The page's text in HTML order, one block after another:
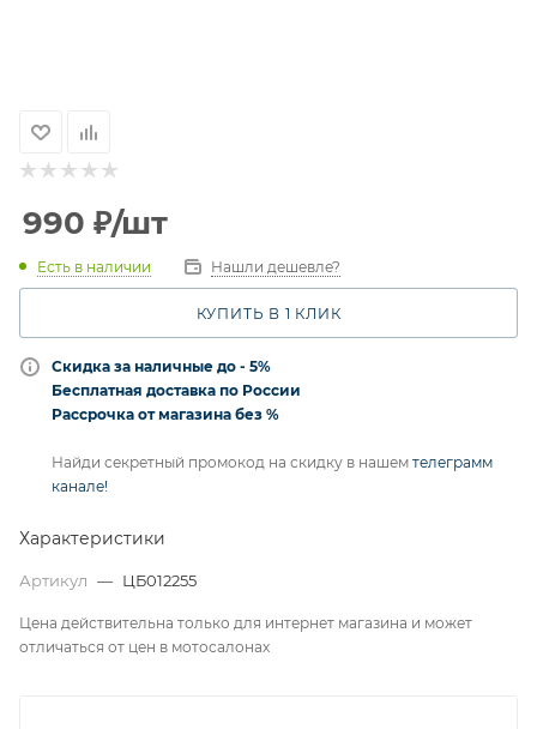
990 ₽/шт
Есть в наличии Нашли дешевле?
КУПИТЬ В 1 КЛИК
Скидка за наличные до - 5%
Бесплатная доставка по России
Рассрочка от магазина без %
Найди секретный промокод на скидку в нашем телеграмм
канале!
Характеристики
Артикул — ЦБ012255
Цена действительна только для интернет магазина и может
отличаться от цен в мотосалонах